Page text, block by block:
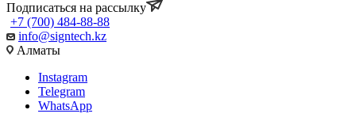
Подписаться на рассылку
+7 (700) 484-88-88
info@signtech.kz
Алматы
Instagram
Telegram
WhatsApp